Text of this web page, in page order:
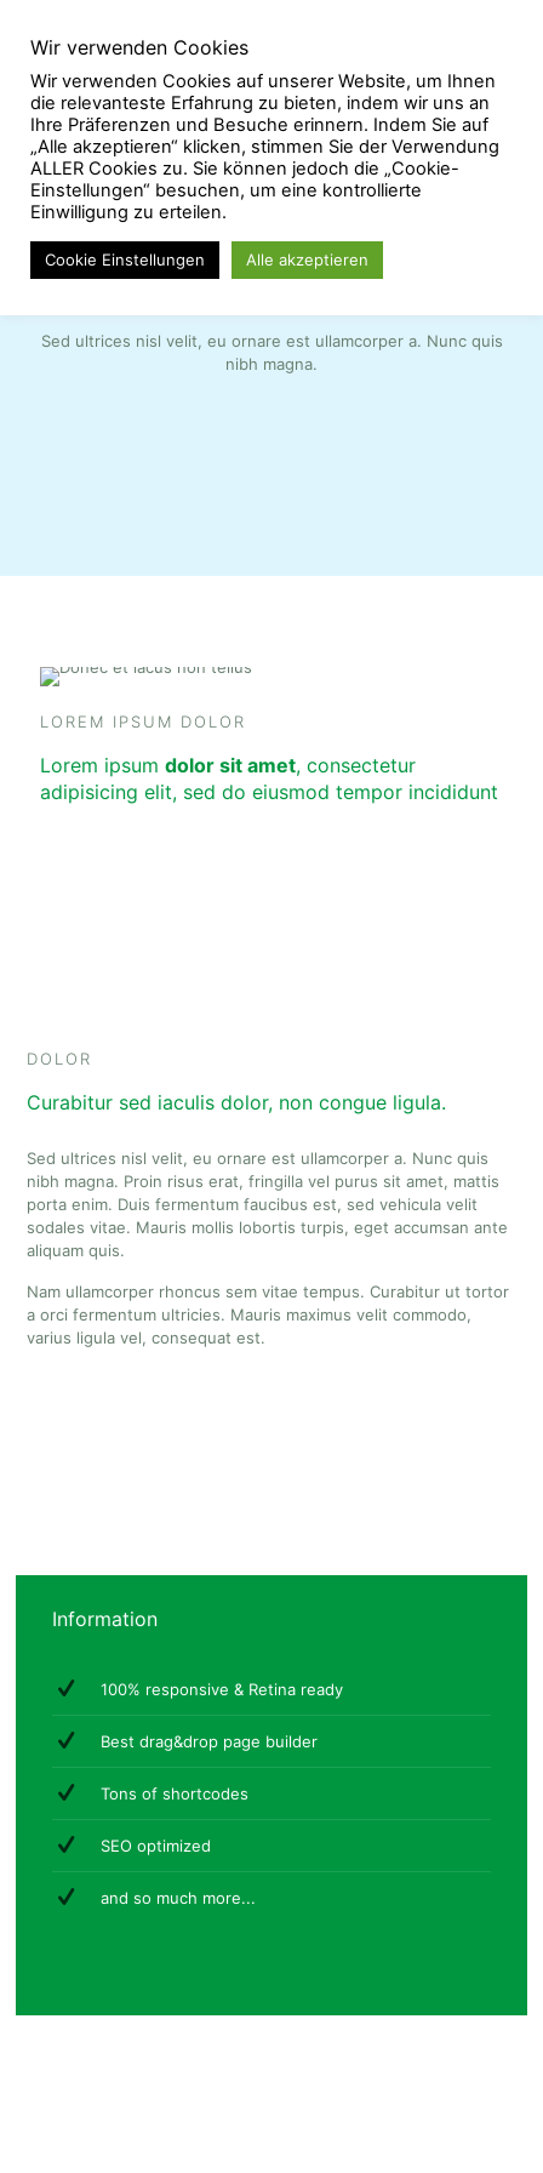
BeDietOrangeJuice
Sed ultrices nisl velit, eu ornare est ullamcorper a. Nunc quis
nibh magna.
LOREM IPSUM DOLOR
Lorem ipsum dolor sit amet, consectetur
adipisicing elit, sed do eiusmod tempor incididunt
DOLOR
Curabitur sed iaculis dolor, non congue ligula.
Sed ultrices nisl velit, eu ornare est ullamcorper a. Nunc quis
nibh magna. Proin risus erat, fringilla vel purus sit amet, mattis
porta enim. Duis fermentum faucibus est, sed vehicula velit
sodales vitae. Mauris mollis lobortis turpis, eget accumsan ante
aliquam quis.
Nam ullamcorper rhoncus sem vitae tempus. Curabitur ut tortor
a orci fermentum ultricies. Mauris maximus velit commodo,
varius ligula vel, consequat est.
Information
100% responsive & Retina ready
Best drag&drop page builder
Tons of shortcodes
SEO optimized
and so much more...
Wir verwenden Cookies
Wir verwenden Cookies auf unserer Website, um Ihnen
die relevanteste Erfahrung zu bieten, indem wir uns an
Ihre Präferenzen und Besuche erinnern. Indem Sie auf
„Alle akzeptieren“ klicken, stimmen Sie der Verwendung
ALLER Cookies zu. Sie können jedoch die „Cookie-
Einstellungen“ besuchen, um eine kontrollierte
Einwilligung zu erteilen.
Cookie Einstellungen Alle akzeptieren